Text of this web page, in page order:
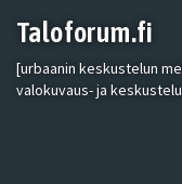
Taloforum.fi
[urbaanin keskustelun
valokuvaus- ja